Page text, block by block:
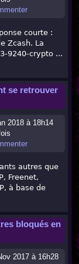
courte :
Zcash. La
9240-crypto ...
se retrouver
2018 à 18h14
autres que
Freenet,
à base de
bloqués en
2017 à 16h28